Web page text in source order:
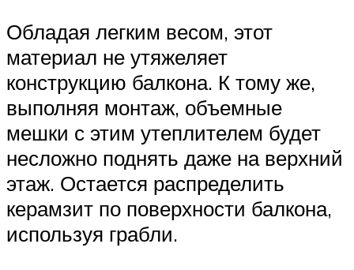
Обладая легким весом, этот
материал не утяжеляет
конструкцию балкона. К тому же,
выполняя монтаж, объемные
мешки с этим утеплителем будет
несложно поднять даже на верхний
этаж. Остается распределить
керамзит по поверхности балкона,
используя грабли.